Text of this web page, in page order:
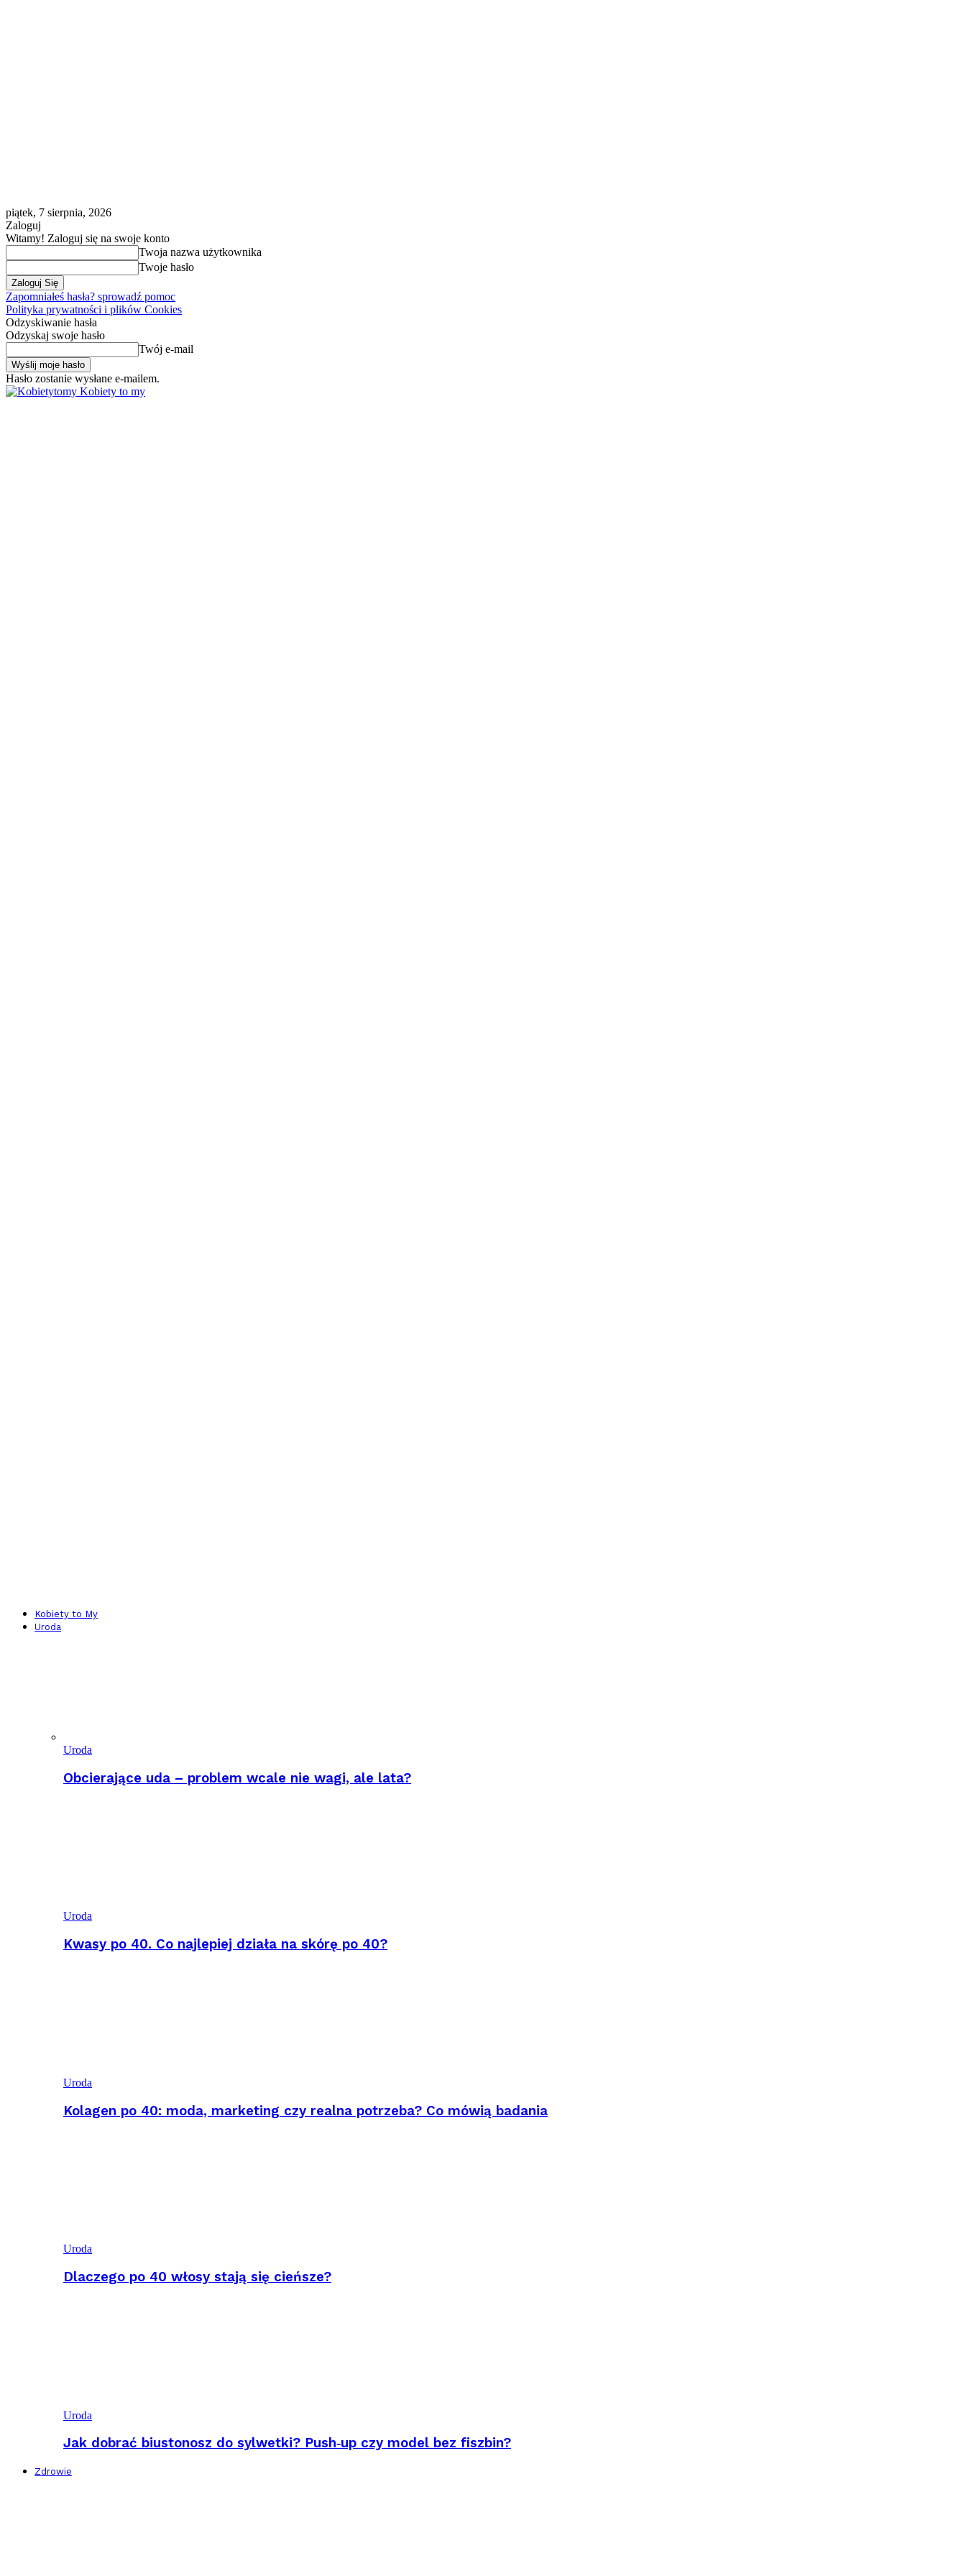
piątek, 7 sierpnia, 2026
Zaloguj
Witamy! Zaloguj się na swoje konto
Twoja nazwa użytkownika
Twoje hasło
Zapomniałeś hasła? sprowadź pomoc
Polityka prywatności i plików Cookies
Odzyskiwanie hasła
Odzyskaj swoje hasło
Twój e-mail
Hasło zostanie wysłane e-mailem.
Kobiety to my
Kobiety to My
Uroda
Uroda
Obcierające uda – problem wcale nie wagi, ale lata?
Uroda
Kwasy po 40. Co najlepiej działa na skórę po 40?
Uroda
Kolagen po 40: moda, marketing czy realna potrzeba? Co mówią badania
Uroda
Dlaczego po 40 włosy stają się cieńsze?
Uroda
Jak dobrać biustonosz do sylwetki? Push‑up czy model bez fiszbin?
Zdrowie